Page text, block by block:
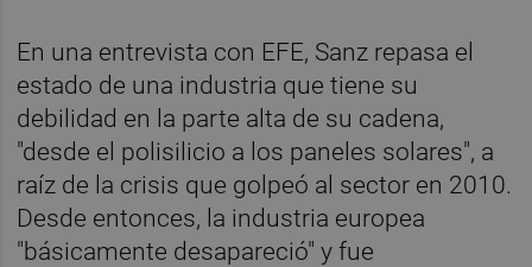
En una entrevista con EFE, Sanz repasa el
estado de una industria que tiene su
debilidad en la parte alta de su cadena,
"desde el polisilicio a los paneles solares", a
raíz de la crisis que golpeó al sector en 2010.
Desde entonces, la industria europea
"básicamente desapareció" y fue